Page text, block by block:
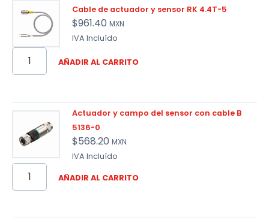
Cable de actuador y sensor RK 4.4T-5
$961.40 MXN
IVA Incluído
AÑADIR AL CARRITO
Actuador y campo del sensor con cable B
5136-0
$568.20 MXN
IVA Incluído
AÑADIR AL CARRITO